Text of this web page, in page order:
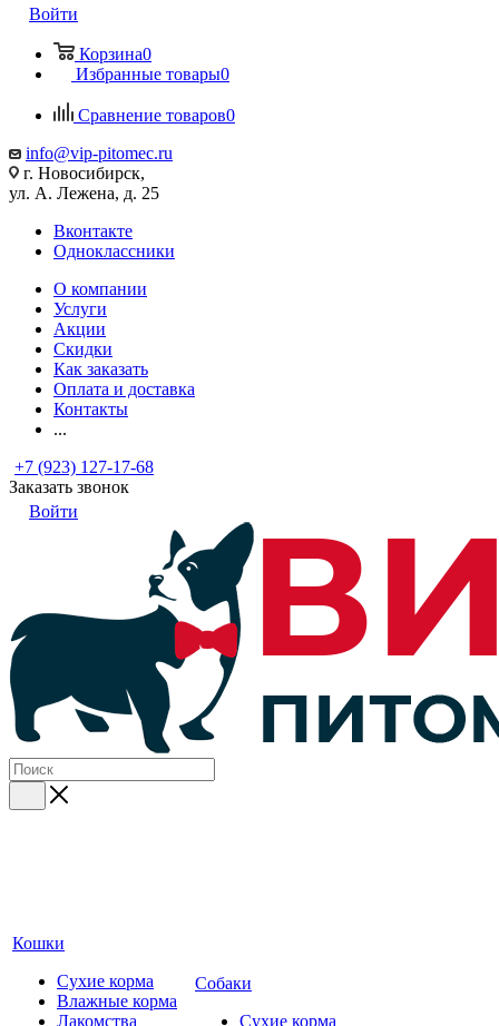
Войти
Корзина0
Избранные товары0
Сравнение товаров0
info@vip-pitomec.ru
г. Новосибирск,
ул. А. Лежена, д. 25
Вконтакте
Одноклассники
О компании
Услуги
Акции
Скидки
Как заказать
Оплата и доставка
Контакты
...
+7 (923) 127-17-68
Заказать звонок
Войти
Кошки
Сухие корма
Влажные корма
Лакомства
Собаки
Сухие корма